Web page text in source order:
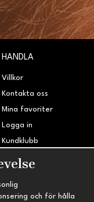
HANDLA
Villkor
Kontakta oss
Mina favoriter
Logga in
Kundklubb
Retur & Reklamation
och för hålla